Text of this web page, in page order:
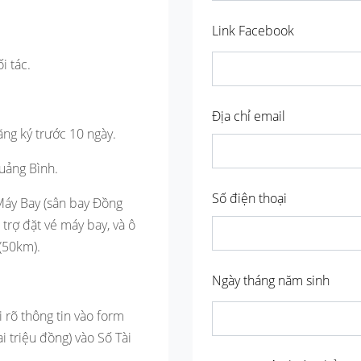
tác.
ký trước 10 ngày.
Bình.
Bay (sân bay Đồng
đặt vé máy bay, và ô
rõ thông tin vào form
triệu đồng) vào Số Tài
Link Facebook
Địa chỉ email
Số điện thoại
Ngày tháng năm sinh